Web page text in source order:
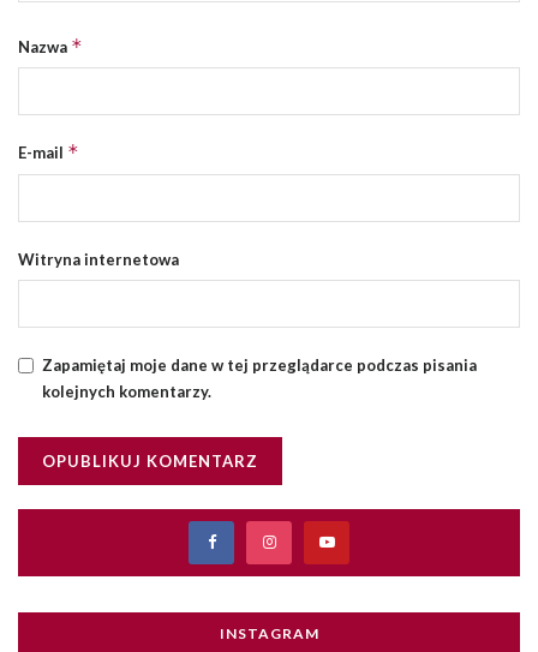
Nazwa *
E-mail *
Witryna internetowa
Zapamiętaj moje dane w tej przeglądarce podczas pisania
kolejnych komentarzy.
INSTAGRAM